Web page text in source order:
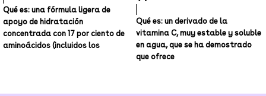
Qué es: una fórmula ligera de
apoyo de hidratación
concentrada con 17 por ciento de
aminoácidos (incluidos los
Qué es: un derivado de la
vitamina C, muy estable y soluble
en agua, que se ha demostrado
que ofrece